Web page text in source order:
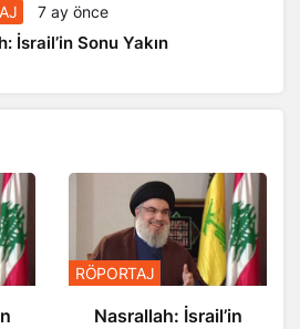
7 ay önce
İsrail’in Sonu Yakın
RÖPORTAJ
Nasrallah: İsrail’in